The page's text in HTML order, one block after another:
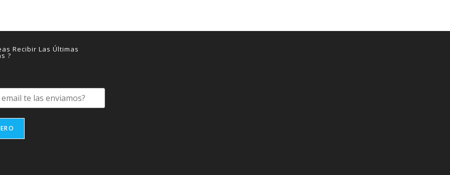
Recibir Las Últimas
?